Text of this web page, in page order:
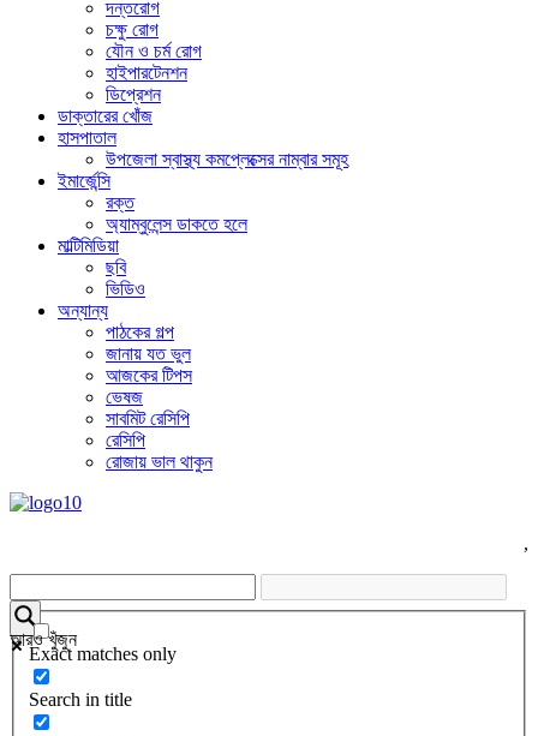
দন্তরোগ
চক্ষু রোগ
যৌন ও চর্ম রোগ
হাইপারটেনশন
ডিপ্রেশন
ডাক্তারের খোঁজ
হাসপাতাল
উপজেলা স্বাস্থ্য কমপ্লেক্সের নাম্বার সমূহ
ইমার্জেন্সি
রক্ত
অ্যাম্বুলেন্স ডাকতে হলে
মাল্টিমিডিয়া
ছবি
ভিডিও
অন্যান্য
পাঠকের গল্প
জানায় যত ভুল
আজকের টিপস
ভেষজ
সাবমিট রেসিপি
রেসিপি
রোজায় ভাল থাকুন
,
আরও খুঁজুন
Exact matches only
Search in title